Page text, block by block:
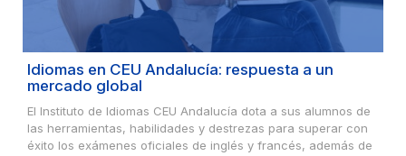
Idiomas en CEU Andalucía: respuesta a un
mercado global
El Instituto de Idiomas CEU Andalucía dota a sus alumnos de
las herramientas, habilidades y destrezas para superar con
éxito los exámenes oficiales de inglés y francés, además de